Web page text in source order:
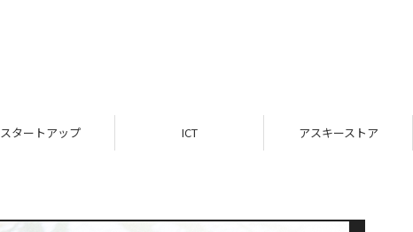
スタートアップ ICT アスキーストア